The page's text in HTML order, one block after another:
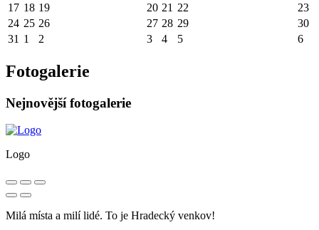
17 18 19 20 21 22
23
24 25 26 27 28 29
30
31 1 2 3 4 5 6
Fotogalerie
Nejnovější fotogalerie
Logo
Milá místa a milí lidé. To je Hradecký venkov!